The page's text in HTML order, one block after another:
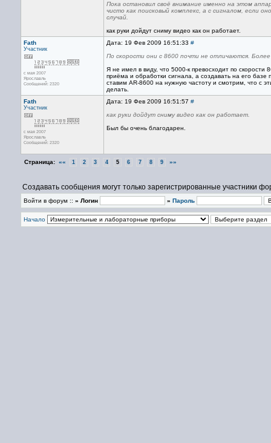
Пока остановил своё внимание именно на этом
чисто как поисковый комплекс, а с сигналом, если
случай.
как руки дойдут сниму видео как он работает.
Fath
Участник
с мая 2007
Ярославль
Сообщений: 2320
Дата: 19 Фев 2009 16:51:33 #
По скорости они с 8600 почти не отличаются.
Я не имел в виду, что 5000-к превосходит по
приёма и обработки сигнала, а создавать на его
ставим AR-8600 на нужную частоту и смотрим, что с
делать.
Fath
Участник
с мая 2007
Ярославль
Сообщений: 2320
Дата: 19 Фев 2009 16:51:57 #
как руки дойдут сниму видео как он работает.
Был бы очень благодарен.
Страница: «« 1 2 3 4 5 6 7 8 9 »»
Создавать сообщения могут только зарегистрированные участники
Войти в форум :: » Логин » Пароль
Начало